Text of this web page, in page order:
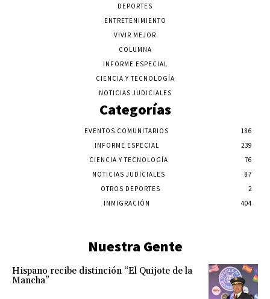
DEPORTES
ENTRETENIMIENTO
VIVIR MEJOR
COLUMNA
INFORME ESPECIAL
CIENCIA Y TECNOLOGÍA
NOTICIAS JUDICIALES
Categorías
EVENTOS COMUNITARIOS
186
INFORME ESPECIAL
239
CIENCIA Y TECNOLOGÍA
76
NOTICIAS JUDICIALES
87
OTROS DEPORTES
2
INMIGRACIÓN
404
Nuestra Gente
Hispano recibe distinción “El Quijote de la
Mancha”